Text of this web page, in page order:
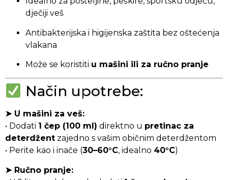
dječiji veš
Antibakterijska i higijenska zaštita bez oštećenja
vlakana
Može se koristiti u mašini ili za ručno pranje
Način upotrebe:
➤ U mašini za veš:
• Dodati 1 čep (100 ml) direktno u pretinac za
deterdžent zajedno s vašim običnim deterdžentom
• Perite kao i inače (30–60°C, idealno 40°C)
➤ Ručno pranje: